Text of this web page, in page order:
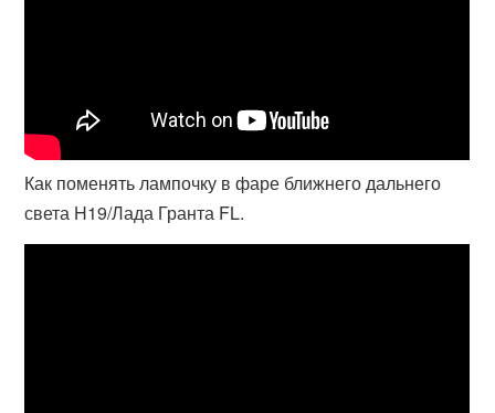
Как поменять лампочку в фаре ближнего дальнего
света H19/Лада Гранта FL.